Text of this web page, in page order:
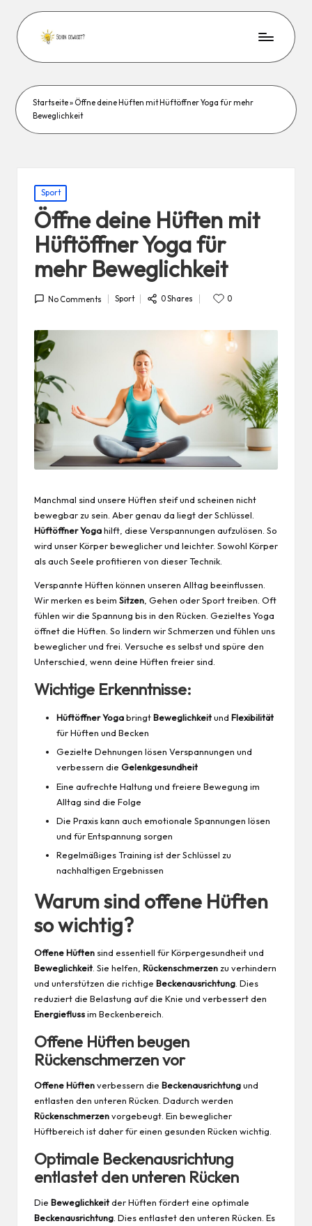
Startseite» Öffne deine Hüften mit Hüftöffner Yoga für mehr
Beweglichkeit
Posted
in
Sport
Öffne deine Hüften mit
Hüftöffner Yoga für
mehr Beweglichkeit
No Comments
Posted
Sport 0 Shares 0
Manchmal sind unsere Hüften steif und scheinen nicht
bewegbar zu sein. Aber genau da liegt der Schlüssel.
Hüftöffner Yogahilft, diese Verspannungen aufzulösen. So
wird unser Körper beweglicher und leichter. Sowohl Körper
als auch Seele profitieren von dieser Technik.
Verspannte Hüften können unseren Alltag beeinflussen.
Wir merken es beim Sitzen, Gehen oder Sport treiben. Oft
fühlen wir die Spannung bis in den Rücken. Gezieltes Yoga
öffnet die Hüften. So lindern wir Schmerzen und fühlen uns
beweglicher und frei. Versuche es selbst und spüre den
Unterschied, wenn deine Hüften freier sind.
Wichtige Erkenntnisse:
Hüftöffner YogabringtBeweglichkeitund Flexibilität
für Hüften und Becken
Gezielte Dehnungen lösen Verspannungen und
verbessern die Gelenkgesundheit
Eine aufrechte Haltung und freiere Bewegung im
Alltag sind die Folge
Die Praxiskann auch emotionale Spannungen lösen
und für Entspannung sorgen
Regelmäßiges Training ist der Schlüssel zu
nachhaltigen Ergebnissen
Warum sind offene Hüften
so wichtig?
Offene Hüften sind essentiell für Körpergesundheit und
Beweglichkeit . Sie helfen, Rückenschmerzen zu verhindern
und unterstützen die richtige Beckenausrichtung . Dies
reduziert die Belastung auf die Knie und verbessert den
Energieflussim Beckenbereich.
Offene Hüften beugen
Rückenschmerzen vor
Offene Hüftenverbessern die Beckenausrichtungund
entlasten den unteren Rücken. Dadurch werden
Rückenschmerzenvorgebeugt. Ein beweglicher
Hüftbereich ist daher für einen gesunden Rücken wichtig.
Optimale Beckenausrichtung
entlastet den unteren Rücken
Die Beweglichkeitder Hüften fördert eine optimale
Beckenausrichtung . Dies entlastet den unteren Rücken. Es